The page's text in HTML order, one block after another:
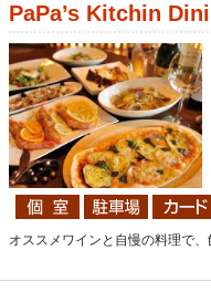
PaPa’s Kitchin
オススメワインと自慢の料理で